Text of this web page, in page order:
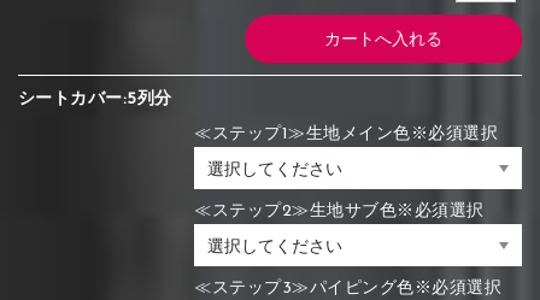
シートカバー:5列分
≪ステップ1≫生地メイン色※必須選択
≪ステップ2≫生地サブ色※必須選択
≪ステップ3≫パイピング色※必須選択